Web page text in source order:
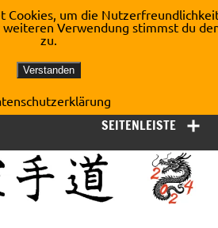
Karate Dojo
e.V.
SEITENLEISTE
Cookies, um die
Verwendung stimmst du
zu.
Verstanden